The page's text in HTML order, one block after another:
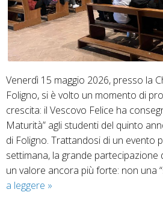
Venerdì 15 maggio 2026, presso la
Foligno, si è volto un momento di
crescita: il Vescovo Felice ha
Maturità” agli studenti del quinto
di Foligno. Trattandosi di un evento
settimana, la grande partecipazione
un valore ancora più forte: non una
a leggere La
»